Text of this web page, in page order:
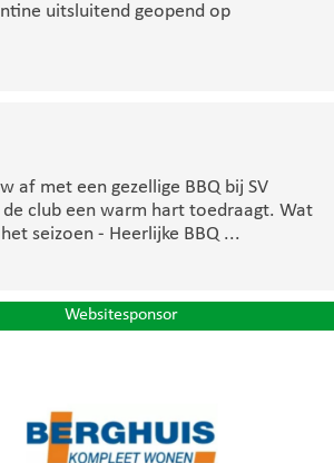
uitsluitend geopend op
af met een gezellige BBQ bij SV
club een warm hart toedraagt. Wat
seizoen - Heerlijke BBQ ...
Websitesponsor